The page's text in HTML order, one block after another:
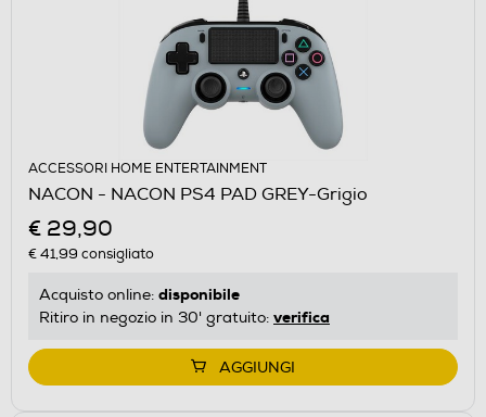
ACCESSORI HOME ENTERTAINMENT
NACON - NACON PS4 PAD GREY-Grigio
€ 29,90
€ 41,99 consigliato
Acquisto online: disponibile
Ritiro in negozio in 30' gratuito: verifica
AGGIUNGI